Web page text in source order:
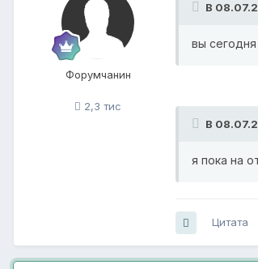
Форумчанин
2,3 тис
В
вы
В
я пока на
Цитата